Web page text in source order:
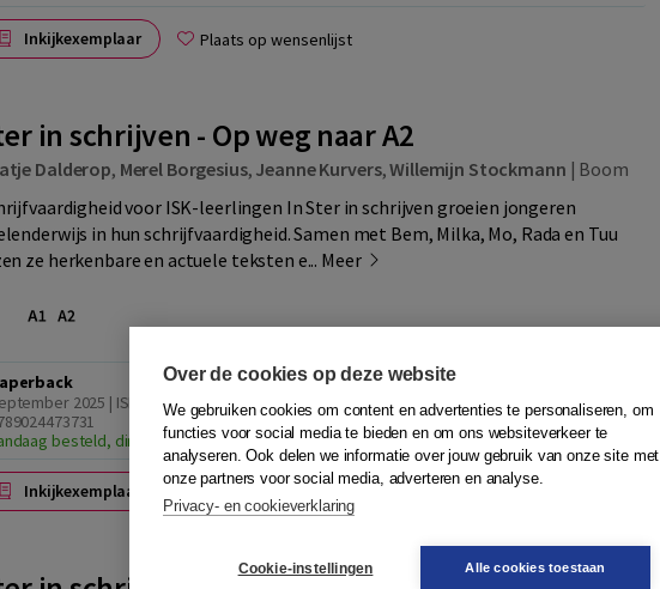
Inkijkexemplaar Plaats op wensenlijst
in schrijven - Op weg naar A2
Dalderop, Merel Borgesius, Jeanne Kurvers,Willemijn Stockmann | Boom
voor ISK-leerlingen In Ster in schrijven groeien jongeren
in hun schrijfvaardigheid. Samen met Bem, Milka, Mo, Rada en Tuu
ze herkenbare en actuele teksten e... Meer
2025 | ISBN
besteld, dinsdag in huis
30,95 Quantity
− + In winkelwagen
Inkijkexemplaar Plaats op wensenlijst
Over de cookies op deze website
We gebruiken cookies om content en advertenties te personaliseren, om
functies voor social media te bieden en om ons websiteverkeer te
analyseren. Ook delen we informatie over jouw gebruik van onze site met
onze partners voor social media, adverteren en analyse.
Privacy- en cookieverklaring
Cookie-instellingen Alle cookies toestaan